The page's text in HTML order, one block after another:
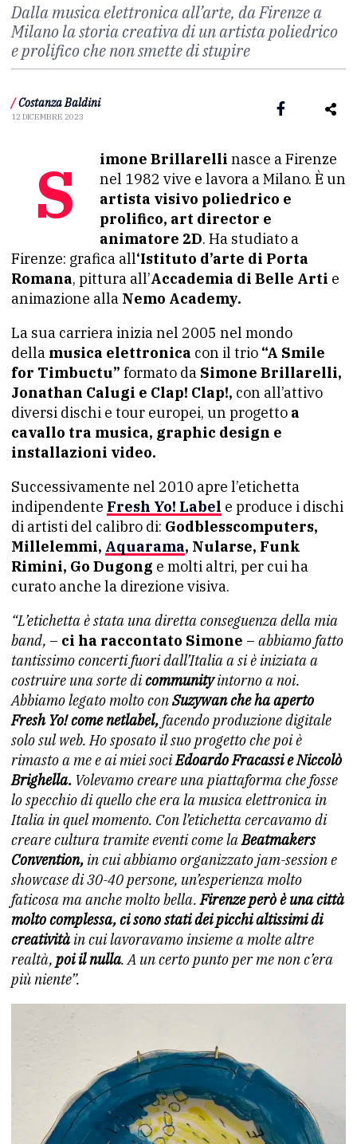
Dalla musica elettronica all’arte, da Firenze a
Milano la storia creativa di un artista poliedrico
e prolifico che non smette di stupire
/ Costanza Baldini
12 DICEMBRE 2023
Simone Brillarelli nasce a Firenze
nel 1982 vive e lavora a Milano. È un
artista visivo poliedrico e
prolifico, art director e
animatore 2D. Ha studiato a
Firenze: grafica all‘Istituto d’arte di Porta
Romana, pittura all’Accademia di Belle Arti e
animazione alla Nemo Academy.
La sua carriera inizia nel 2005 nel mondo
della musica elettronica con il trio “A Smile
for Timbuctu” formato da Simone Brillarelli,
Jonathan Calugi e Clap! Clap!, con all’attivo
diversi dischi e tour europei, un progetto a
cavallo tra musica, graphic design e
installazioni video.
Successivamente nel 2010 apre l’etichetta
indipendente Fresh Yo! Label e produce i dischi
di artisti del calibro di: Godblesscomputers,
Millelemmi, Aquarama, Nularse, Funk
Rimini, Go Dugong e molti altri, per cui ha
curato anche la direzione visiva.
“L’etichetta è stata una diretta conseguenza della mia
band, – ci ha raccontato Simone – abbiamo fatto
tantissimo concerti fuori dall’Italia a si è iniziata a
costruire una sorte dicommunityintorno a noi.
Abbiamo legato molto conSuzywan che ha aperto
Fresh Yo! come netlabel, facendo produzione digitale
solo sul web. Ho sposato il suo progetto che poi è
rimasto a me e ai miei sociEdoardo Fracassi e Niccolò
Brighella. Volevamo creare una piattaforma che fosse
lo specchio di quello che era la musica elettronica in
Italia in quel momento. Con l’etichetta cercavamo di
creare cultura tramite eventi come laBeatmakers
Convention, in cui abbiamo organizzato jam-session e
showcase di 30-40 persone, un’esperienza molto
faticosa ma anche molto bella.Firenze però è una città
molto complessa, ci sono stati dei picchi altissimi di
creativitàin cui lavoravamo insieme a molte altre
realtà, poi il nulla. A un certo punto per me non c’era
più niente”.